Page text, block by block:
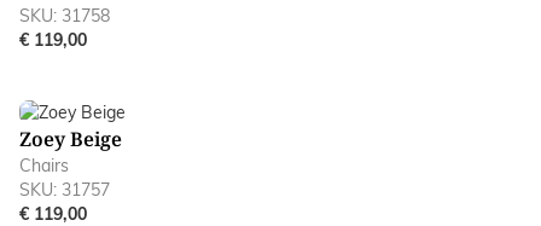
SKU: 31758
€ 119,00
Zoey Beige
Chairs
SKU: 31757
€ 119,00